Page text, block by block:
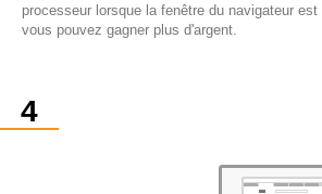
processeur lorsque la fenêtre du navigateur
vous pouvez gagner plus d'argent.